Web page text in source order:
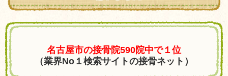
名古屋市の接骨院590院中で１位
（業界No１検索サイトの接骨ネット）